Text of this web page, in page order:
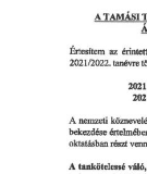
ROMA